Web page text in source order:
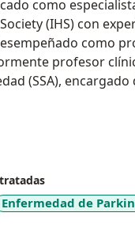
como
(IHS) con
como
profesor
(SSA),
Enfermedad de